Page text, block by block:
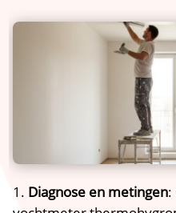
Diagnose en metingen: